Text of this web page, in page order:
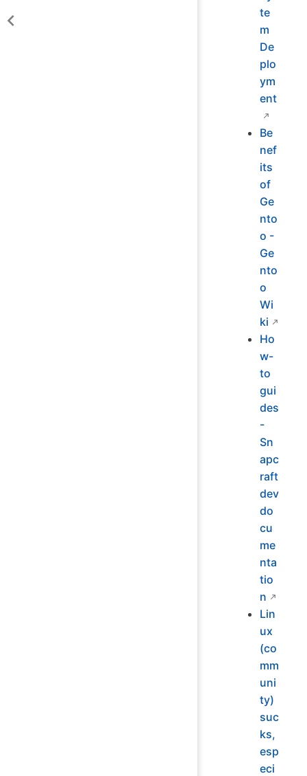
te
m
De
plo
ym
ent
Be
nef
its
of
Ge
nto
o -
Ge
nto
o
Wi
ki
Ho
w-
to
gui
des
-
Sn
apc
raft
dev
do
cu
me
nta
tio
n
Lin
ux
(co
mm
uni
ty)
suc
ks,
esp
eci